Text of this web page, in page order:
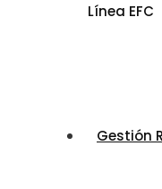
Línea EFC
Gestión